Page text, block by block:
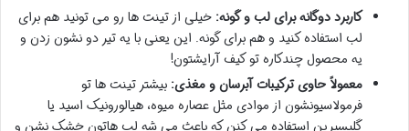
کاربرد دوگانه برای لب و گونه: خیلی از تینت ها رو می تونید هم برای
لب استفاده کنید و هم برای گونه. این یعنی با یه تیر دو نشون زدن و
یه محصول چندکاره تو کیف آرایشتون!
معمولاً حاوی ترکیبات آبرسان و مغذی: بیشتر تینت ها تو
فرمولاسیونشون از موادی مثل عصاره میوه، هیالورونیک اسید یا
گلیسیرین استفاده می کنن که باعث می شه لب هاتون خشک نشن و